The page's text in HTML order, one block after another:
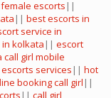
escorts ||
|| best escorts in
service in
kolkata || escort
call girl mobile
escorts services || hot
booking call girl ||
|| call girl